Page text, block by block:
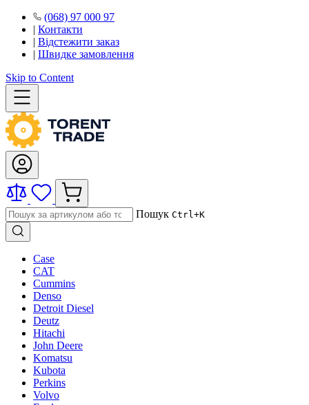
(068) 97 000 97
| Контакти
| Відстежити заказ
| Швидке замовлення
Skip to Content
Пошук Ctrl+K
Case
CAT
Cummins
Denso
Detroit Diesel
Deutz
Hitachi
John Deere
Komatsu
Kubota
Perkins
Volvo